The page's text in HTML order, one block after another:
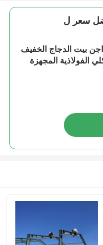
سعر ل
بيت الدجاج الخفيف
الفولاذية المجهزة